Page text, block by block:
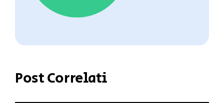
Post Correlati